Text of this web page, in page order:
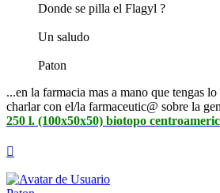
Donde se pilla el Flagyl ?
Un saludo
Paton
...en la farmacia mas a mano que tengas
charlar con el/la farmaceutic@ sobre la
250 l. (100x50x50) biotopo